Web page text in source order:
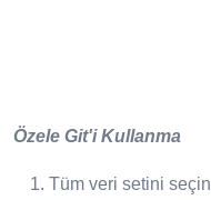
Özele Git'i Kullanma
Tüm veri setini seçin